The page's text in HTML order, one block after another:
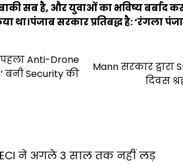
सब है, और युवाओं का भविष्य बर्बाद
था।पंजाब सरकार प्रतिबद्ध है:‘रंगला
Anti-Drone
बनी Security की
Mann सरकार द्वारा
दिवस
ECI ने अगले 3 साल तक नहीं लड़